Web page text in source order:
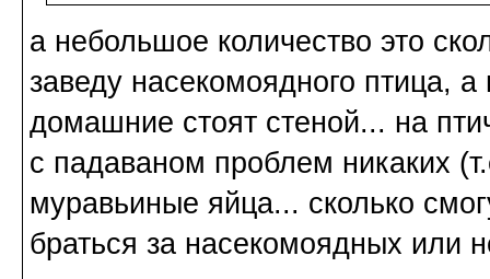
а небольшое количество это
заведу насекомоядного птица,
домашние стоят стеной... на
с падаваном проблем никаких
муравьиные яйца... сколько
браться за насекомоядных или